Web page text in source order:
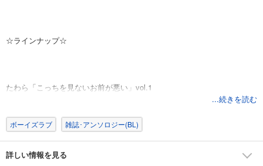
☆ラインナップ☆
たわら「こっちを見ないお前が悪い」vol.1
七ツ園「ミライの恋人」vol.5
くろむら基人「あいつの性癖が変態すぎる」vol.2
ざらめ鮫「妄進的チェリー」vol.4
...続きを読む
ボーイズラブ 雑誌･アンソロジー(BL)
詳しい情報を見る